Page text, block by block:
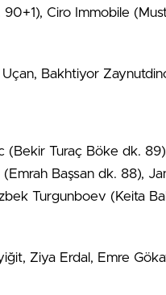
90+1), Ciro Immobile
Bakhtiyor
(Bekir Turaç Böke dk.
Başsan dk. 88),
Turgunboev (Keita
Ziya Erdal, Emre